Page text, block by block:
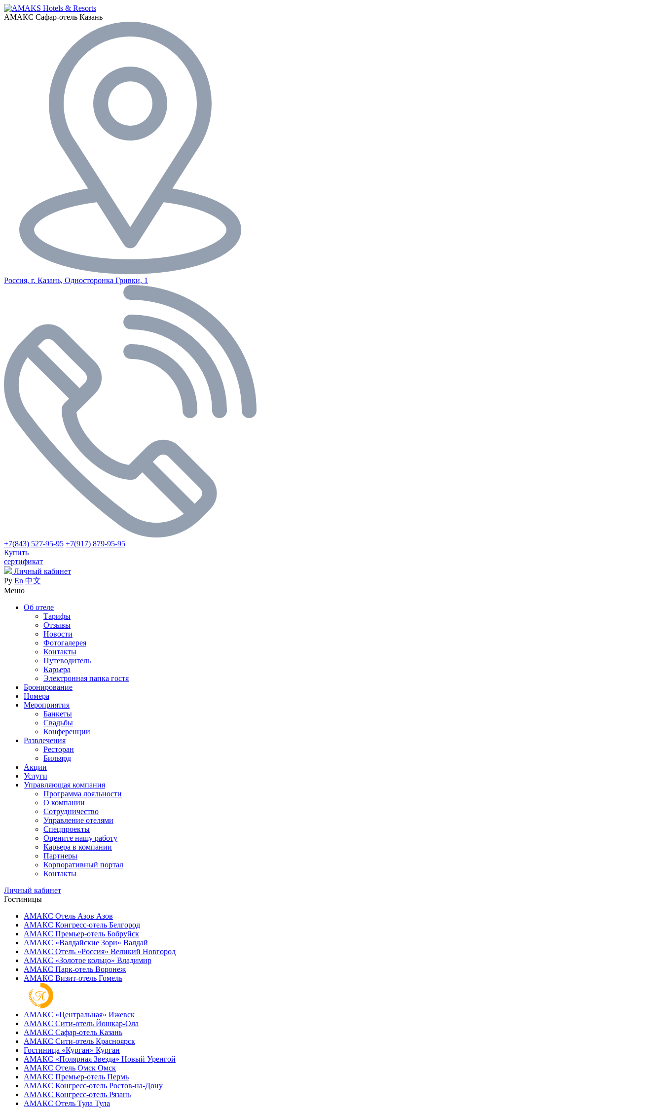
АМАКС Сафар-отель Казань
Россия, г. Казань, Односторонка Гривки, 1
+7(843) 527-95-95 +7(917) 879-95-95
Купить
сертификат
Личный кабинет
Ру En 中文
Меню
Об отеле
Тарифы
Отзывы
Новости
Фотогалерея
Контакты
Путеводитель
Карьера
Электронная папка гостя
Бронирование
Номера
Мероприятия
Банкеты
Свадьбы
Конференции
Развлечения
Ресторан
Бильярд
Акции
Услуги
Управляющая компания
Программа лояльности
О компании
Сотрудничество
Управление отелями
Спецпроекты
Оцените нашу работу
Карьера в компании
Партнеры
Корпоративный портал
Контакты
Личный кабинет
Гостиницы
АМАКС Отель ‎Азов Азов
АМАКС Конгресс-отель Белгород
АМАКС Премьер-отель Бобруйск
АМАКС «‎Валдайские Зори» Валдай
АМАКС Отель «‎Россия» Великий Новгород
АМАКС «‎Золотое кольцо» Владимир
АМАКС Парк-отель Воронеж
АМАКС Визит-отель Гомель
АМАКС «‎Центральная» Ижевск
АМАКС Сити-отель Йошкар-Ола
АМАКС Сафар-отель Казань
АМАКС Сити-отель Красноярск
Гостиница «‎Курган» Курган
АМАКС «Полярная Звезда» Новый Уренгой
АМАКС Отель ‎Омск Омск
АМАКС Премьер-отель Пермь
АМАКС Конгресс-отель Ростов-на-Дону
АМАКС Конгресс-отель Рязань
АМАКС Отель Тула Тула